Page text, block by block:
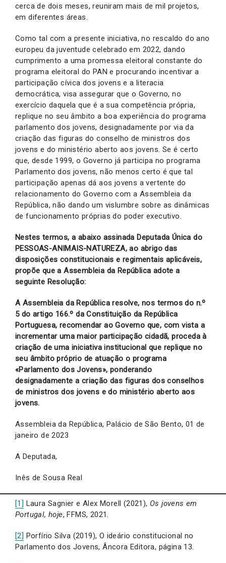
cerca de dois meses, reuniram mais de mil projetos,
em diferentes áreas.
Como tal com a presente iniciativa, no rescaldo do ano
europeu da juventude celebrado em 2022, dando
cumprimento a uma promessa eleitoral constante do
programa eleitoral do PAN e procurando incentivar a
participação cívica dos jovens e a literacia
democrática, visa assegurar que o Governo, no
exercício daquela que é a sua competência própria,
replique no seu âmbito a boa experiência do programa
parlamento dos jovens, designadamente por via da
criação das figuras do conselho de ministros dos
jovens e do ministério aberto aos jovens. Se é certo
que, desde 1999, o Governo já participa no programa
Parlamento dos jovens, não menos certo é que tal
participação apenas dá aos jovens a vertente do
relacionamento do Governo com a Assembleia da
República, não dando um vislumbre sobre as dinâmicas
de funcionamento próprias do poder executivo.
Nestes termos, a abaixo assinada Deputada Única do
PESSOAS-ANIMAIS-NATUREZA, ao abrigo das
disposições constitucionais e regimentais aplicáveis,
propõe que a Assembleia da República adote a
seguinte Resolução:
A Assembleia da República resolve, nos termos do n.º
5 do artigo 166.º da Constituição da República
Portuguesa, recomendar ao Governo que, com vista a
incrementar uma maior participação cidadã, proceda à
criação de uma iniciativa institucional que replique no
seu âmbito próprio de atuação o programa
«Parlamento dos Jovens», ponderando
designadamente a criação das figuras dos conselhos
de ministros dos jovens e do ministério aberto aos
jovens.
Assembleia da República, Palácio de São Bento, 01 de
janeiro de 2023
A Deputada,
Inês de Sousa Real
[1] Laura Sagnier e Alex Morell (2021), Os jovens em
Portugal, hoje, FFMS, 2021.
[2] Porfírio Silva (2019), O ideário constitucional no
Parlamento dos Jovens, Âncora Editora, página 13.